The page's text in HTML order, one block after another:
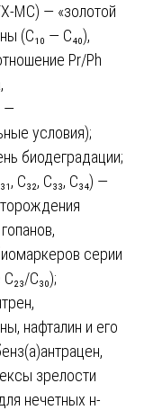
МС) — «золотой
(C₁₀ — C₄₀),
Pr/Ph
—
условия);
биодеградации;
C₃₂, C₃₃, C₃₄) —
серии
C₃₀);
нафталин и его
зрелости
нечетных н-